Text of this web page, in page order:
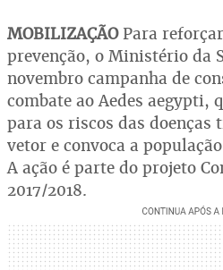
MOBILIZAÇÃOPara
prevenção, o Ministério da
novembro campanha de
combate ao Aedes aegypti,
para os riscos das
vetor e convoca a
A ação é parte do projeto
2017/2018.